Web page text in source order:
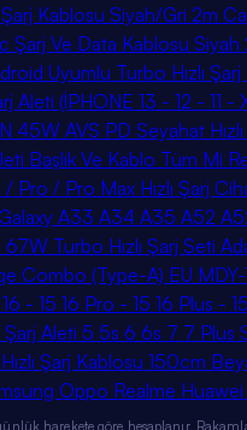
Kablosu Siyah/Gri 2m
Şarj Ve Data Kablosu Siyah
Uyumlu Turbo Hızlı
Aleti (İPHONE 13 - 12 - 11 -
45W AVS PD Seyahat
Başlık Ve Kablo Tüm Mi
Pro / Pro Max Hızlı Şarj
A33 A34 A35 A52
67W Turbo Hızlı Şarj Seti
Combo (Type-A) EU MDY-
- 15 16 Pro - 15 16 Plus -
Aleti 5 5s 6 6s 7 7 Plus
Şarj Kablosu 150cm
Oppo Realme Huawei